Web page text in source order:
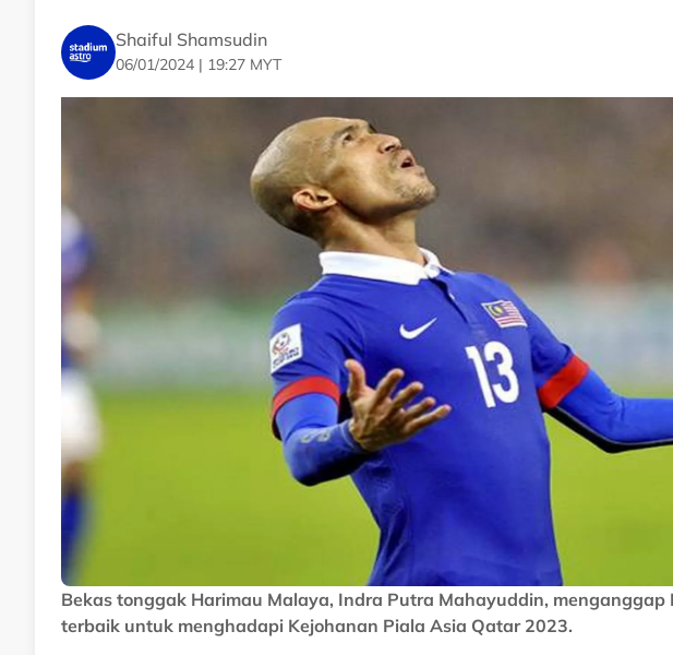
Shaiful Shamsudin
06/01/2024 | 19:27 MYT
Bekas tonggak Harimau Malaya, Indra Putra Mahayuddin, menganggap
terbaik untuk menghadapi Kejohanan Piala Asia Qatar 2023.